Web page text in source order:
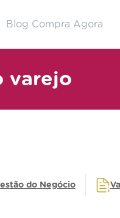
Blog Compra Agora
varejo
do Negócio